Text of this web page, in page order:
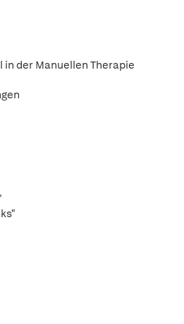
der Manuellen Therapie